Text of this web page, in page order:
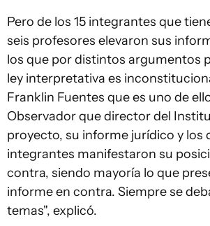
Pero de los 15 integrantes que
seis profesores elevaron sus
los que por distintos argumentos
ley interpretativa es
Franklin Fuentes que es uno de
Observador que director del
proyecto, su informe jurídico y los
integrantes manifestaron su
contra, siendo mayoría lo que
informe en contra. Siempre se
temas", explicó.